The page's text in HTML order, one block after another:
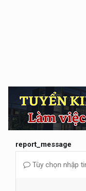
report_message
Tùy chọn nhập